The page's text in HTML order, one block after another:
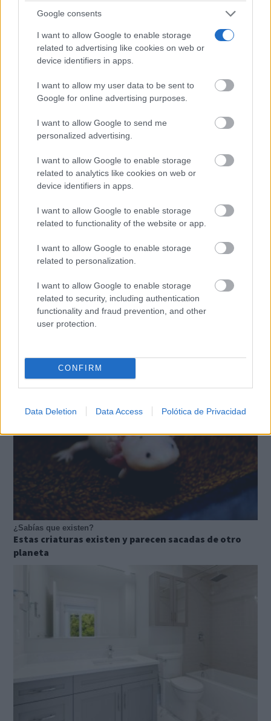
Google consents
I want to allow Google to enable storage
related to advertising like cookies on web or
device identifiers in apps.
I want to allow my user data to be sent to
Google for online advertising purposes.
I want to allow Google to send me
personalized advertising.
I want to allow Google to enable storage
related to analytics like cookies on web or
device identifiers in apps.
I want to allow Google to enable storage
related to functionality of the website or app.
I want to allow Google to enable storage
related to personalization.
I want to allow Google to enable storage
related to security, including authentication
functionality and fraud prevention, and other
user protection.
CONFIRM
Data Deletion Data Access Polótica de Privacidad
¿Por qué se contagia?
La ciencia explica por qué el bostezo es contagioso
Pasaportes que abren puertas
Los pasaportes más poderosos del mundo, ¿está el
¿Sabías que existen?
Estas criaturas existen y parecen sacadas de otro
planeta